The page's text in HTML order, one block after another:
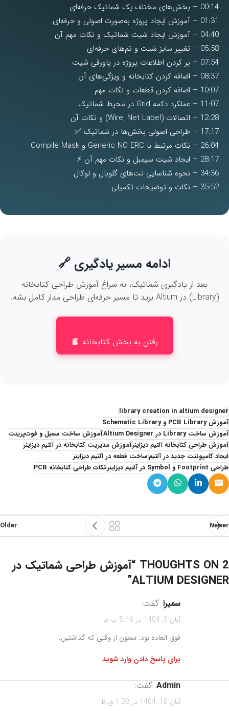
00:14 – بخش‌های مختلف یک شماتیک حرفه‌ای
01:31 – آموزش ایجاد پروژه به‌صورت اصولی و حرفه‌ای
04:40 – آموزش ایجاد شیت شماتیک و نکات مهم آن
05:58 – تغییر سایز شیت و تم‌های حرفه‌ای
07:54 – پر کردن اطلاعات پروژه در پاورقی شیت
08:37 – اضافه کردن کتابخانه و ویژگی‌های آن
10:07 – اضافه کردن قطعات و نکات مهم
11:07 – عملکرد دکمه Grid در محیط شماتیک
12:28 – اتصالات (Wire, Net Label) و نکات آن
17:17 – طراحی اصولی بخش‌ها در شماتیک ✅
26:04 – نکات مرتبط با Generic NO ERC و Compile Mask
28:17 – ایجاد شیت سیمبل و نکات مهم آن ⚡
34:36 – نحوه شناسایی نت‌های گلوبال و لوکال
35:52 – نکات و توضیحات تکمیلی
ادامه مسیر یادگیری 🔗
بعد از یادگیری شماتیک، به سراغ آموزش طراحی کتابخانه
(Library) در Altium برید تا مسیر حرفه‌ای طراحی مدار کامل بشه.
رفتن به بخش کتابخانه 📘
library creation in altium designer
آموزش PCB Library و Schematic Library
آموزش ساخت Library در Altium Designer
آموزش ساخت سمبل و فوت‌پرینت
آموزش طراحی کتابخانه آلتیم دیزاینرآموزش مدیریت کتابخانه در آلتیم دیزاینر
ایجاد کامپوننت جدید در آلتیمساخت قطعه در آلتیم دیزاینر
طراحی Footprint و Symbol در آلتیم دیزاینر
نکات طراحی کتابخانه PCB
Newer
Older
2 THOUGHTS ON “
آموزش طراحی شماتیک در
ALTIUM DESIGNER
”
سمیرا گفت:
آبان 9, 1404 در 5:46 ب.ظ
فوق العاده بود. ممنون از وقتی که گذاشتین.
برای پاسخ دادن وارد شوید
admin گفت:
آبان 10, 1404 در 4:38 ق.ظ